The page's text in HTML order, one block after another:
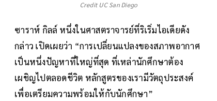
Credit UC San Diego
ซาราห์ กิลล์ หนึ่งในศาสตราจารย์ที่ริเริ่มไอเดียดัง
กล่าว เปิดเผยว่า “การเปลี่ยนแปลงของสภาพอากาศ
เป็นหนึ่งปัญหาที่ใหญ่ที่สุด ที่เหล่านักศึกษาต้อง
เผชิญไปตลอดชีวิต หลักสูตรของเรามีวัตถุประสงค์
เพื่อเตรียมความพร้อมให้กับนักศึกษา”